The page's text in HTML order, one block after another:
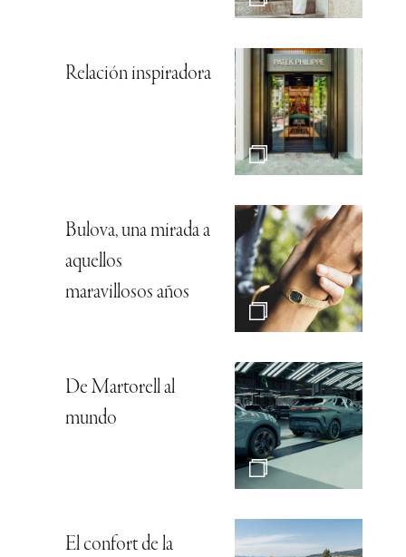
Relación inspiradora
Bulova, una mirada a
aquellos
maravillosos años
De Martorell al
mundo
El confort de la